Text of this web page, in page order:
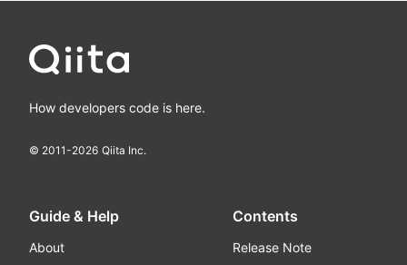
How developers code is here.
© 2011-2026 Qiita Inc.
Guide & Help
About
Contents
Release Note